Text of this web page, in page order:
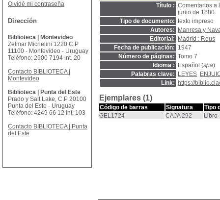
Título : Comentarios a
junio de 1880
Tipo de documento: texto impreso
Autores:
Manresa y
Editorial:
Madrid : Reus
Fecha de publicación: 1947
Número de páginas: Tomo 7
Idioma :
Español (spa)
Palabras clave:
LEYES
Link:
https://
Ejemplares (1)
Código de barras Signatura
Tipo
GEL1724
CAJA 292 Libro
Olvidé mi contraseña
Dirección
Biblioteca | Montevideo
Zelmar Michelini 1220 C.P
11100 - Montevideo - Uruguay
Teléfono: 2900 7194 int. 20
Contacto BIBLIOTECA |
Montevideo
Biblioteca | Punta del Este
Prado y Salt Lake, C.P 20100
Punta del Este - Uruguay
Teléfono: 4249 66 12 int. 103
Contacto BIBLIOTECA | Punta
del Este